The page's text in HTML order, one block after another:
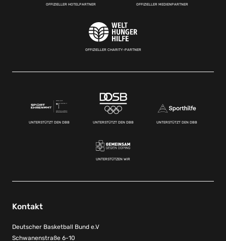
OFFIZIELLER HOTELPARTNER OFFIZIELLER MEDIENPARTNER
OFFIZIELLER CHARITY-PARTNER
UNTERSTÜTZT DEN DBB UNTERSTÜTZT DEN DBB UNTERSTÜTZT DEN DBB
UNTERSTÜTZEN WIR
Kontakt
Deutscher Basketball Bund e.V
Schwanenstraße 6-10